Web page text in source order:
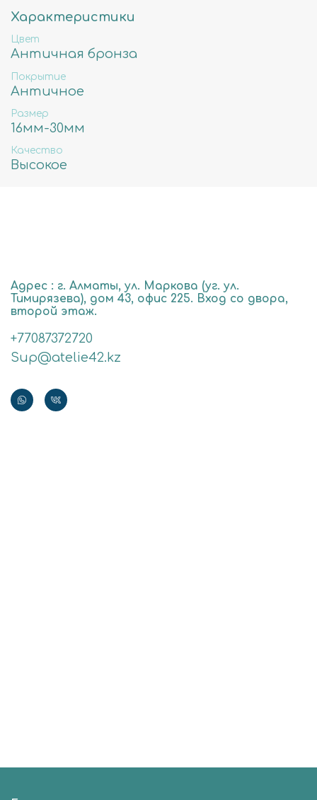
Состав: Латунь высокого качества
Не содержит свинца, никеля и кадмия.
Характеристики
Цвет
Античная бронза
Покрытие
Античное
Размер
16мм-30мм
Качество
Высокое
Адрес : г. Алматы, ул. Маркова (уг. ул.
Тимирязева), дом 43, офис 225. Вход со двора,
второй этаж.
+77087372720
Sup@atelie42.kz